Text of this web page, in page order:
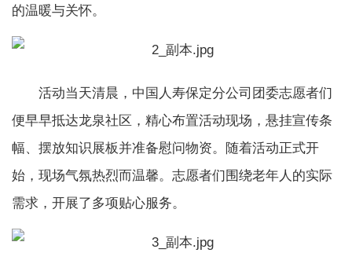
的温暖与关怀。
活动当天清晨，中国人寿保定分公司团委志愿者们
便早早抵达龙泉社区，精心布置活动现场，悬挂宣传条
幅、摆放知识展板并准备慰问物资。随着活动正式开
始，现场气氛热烈而温馨。志愿者们围绕老年人的实际
需求，开展了多项贴心服务。